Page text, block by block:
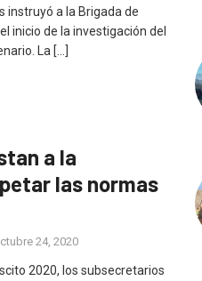
instruyó a la Brigada de
inicio de la investigación del
La […]
a la
las normas
24, 2020
2020, los subsecretarios